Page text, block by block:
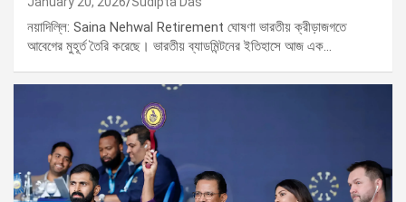
নয়াদিল্লি: Saina Nehwal Retirement ঘোষণা ভারতীয় ক্রীড়াজগতে
আবেগের মুহূর্ত তৈরি করেছে। ভারতীয় ব্যাডমিন্টনের ইতিহাসে আজ এক…